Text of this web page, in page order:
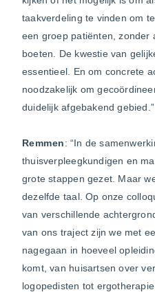
taakverdeling te vinden om
een groep patiënten, zonder
boeten. De kwestie van
essentieel. En om concrete
noodzakelijk om
duidelijk afgebakend gebied.”
Remmen: “In de
thuisverpleegkundigen en
grote stappen gezet. Maar
dezelfde taal. Op onze
van verschillende
van ons traject zijn we met
nagegaan in hoeveel
komt, van huisartsen over
logopedisten tot